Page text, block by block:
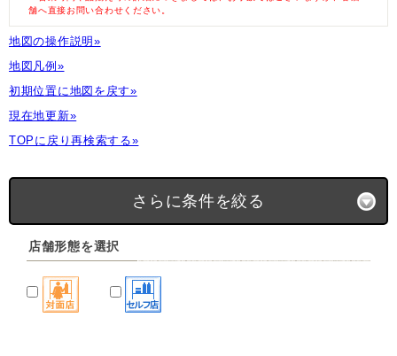
舗へ直接お問い合わせください。
地図の操作説明»
地図凡例»
初期位置に地図を戻す»
現在地更新»
TOPに戻り再検索する»
さらに条件を絞る
店舗形態を選択